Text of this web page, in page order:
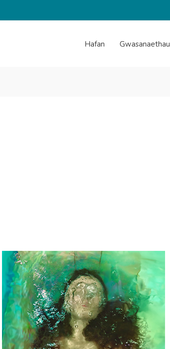
Hafan Gwasanaethau